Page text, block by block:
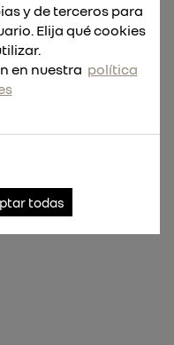
y de terceros para
Elija qué cookies
en nuestra política
todas